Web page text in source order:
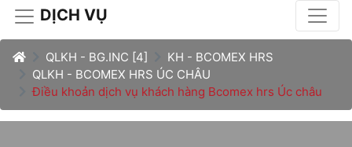
DỊCH VỤ
QLKH - BG.INC [4]
KH - BCOMEX HRS
QLKH - BCOMEX HRS ÚC CHÂU
Điều khoản dịch vụ khách hàng Bcomex hrs Úc châu